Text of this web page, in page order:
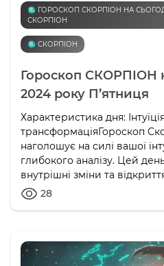
♏️ ГОРОСКОП СКОРПІОН НА
СКОРПІОН
♏️ СКОРПІОН
Гороскоп СКОРПІОН
2024 року П’ятниця
Характеристика дня:
трансформаціяГороскоп
наголошує на силі вашої
глибокого аналізу. Цей
внутрішні зміни та
28